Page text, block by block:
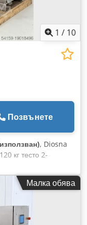
1 / 10
Позвънете
, Diosna
кг тесто 2-
инвертор
задвижване по-
на поредица от
изпълнение
тесто Dsdpfx Alewfp
75 кг Обем на
Малка обява